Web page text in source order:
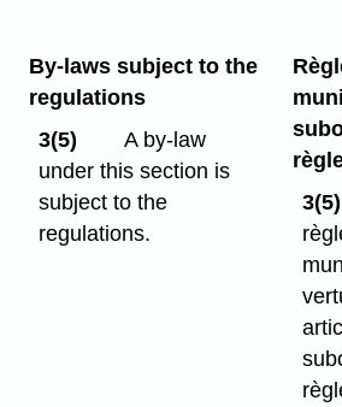
By-laws subject to the
regulations
3(5)
A by-law
under this section is
subject to the
regulations.
3(5)